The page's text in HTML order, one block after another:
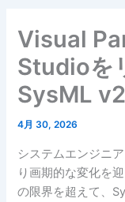
Visual
Studioを
SysML
4月 30, 2026
システムエンジニ
り画期的な変化を
の限界を超えて、